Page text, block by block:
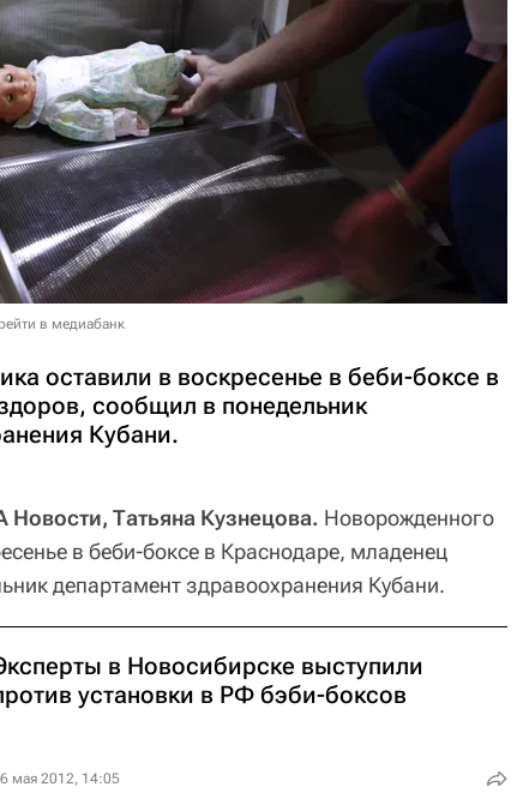
в медиабанк
оставили в воскресенье в беби-боксе в
сообщил в понедельник
Кубани.
Татьяна Кузнецова. Новорожденного
в беби-боксе в Краснодаре, младенец
департамент здравоохранения Кубани.
в Новосибирске выступили
установки в РФ бэби-боксов
мая 2012, 14:05